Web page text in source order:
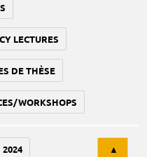
LECTURES
DE THÈSE
WORKSHOPS
2024 ▲